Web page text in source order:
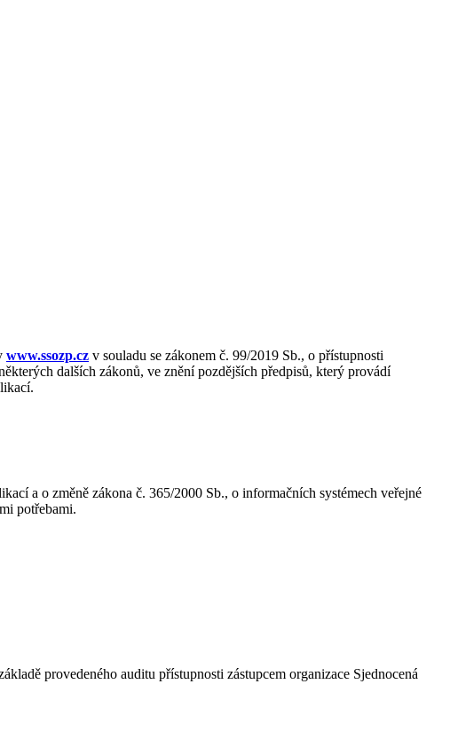
www.ssozp.cz v souladu se zákonem č. 99/2019 Sb., o přístupnosti
dalších zákonů, ve znění pozdějších předpisů, který provádí
a o změně zákona č. 365/2000 Sb., o informačních systémech veřejné
potřebami.
provedeného auditu přístupnosti zástupcem organizace Sjednocená